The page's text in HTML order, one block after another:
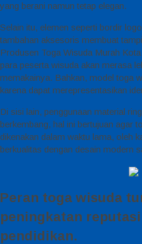
yang berani namun tetap elegan.
Selain itu, elemen seperti bordir
tambahan aksesoris membuat
Produsen Toga Wisuda Murah
para peserta wisuda akan merasa
memakainya. Bahkan, model toga
karena dapat merepresentasikan
Di sisi lain, penggunaan material
berkembang, hal ini bertujuan agar
dikenakan dalam waktu lama, oleh
berkualitas dengan desain modern
Peran toga wisuda
peningkatan
pendidikan.